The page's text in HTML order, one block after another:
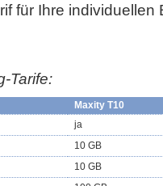
für Ihre individuellen
Tarife:
Maxity T10
ja
10 GB
10 GB